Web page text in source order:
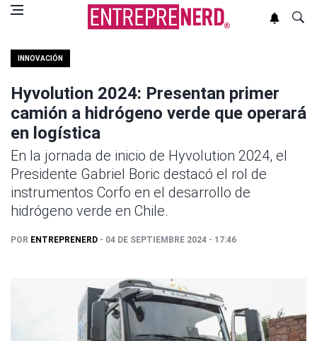
INNOVACIÓN
Hyvolution 2024: Presentan primer
camión a hidrógeno verde que operará
en logística
En la jornada de inicio de Hyvolution 2024, el
Presidente Gabriel Boric destacó el rol de
instrumentos Corfo en el desarrollo de
hidrógeno verde en Chile.
POR ENTREPRENERD - 04 DE SEPTIEMBRE 2024 - 17:46